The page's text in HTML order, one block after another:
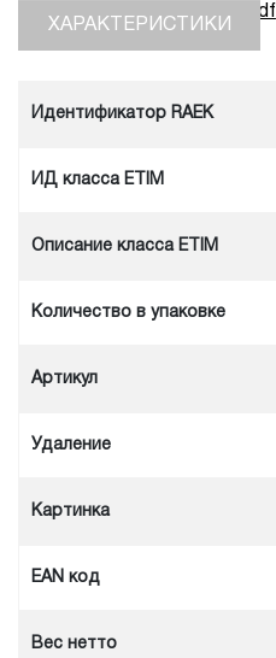
Скачать инструкцию, pdf
ХАРАКТЕРИСТИКИ
Идентификатор RAEK
ИД класса ETIM
Описание класса ETIM
Количество в упаковке
Артикул
Удаление
Картинка
EAN код
Вес нетто